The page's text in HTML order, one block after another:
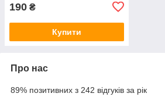
190 ₴
Купити
Про нас
89% позитивних з 242 відгуків за рік